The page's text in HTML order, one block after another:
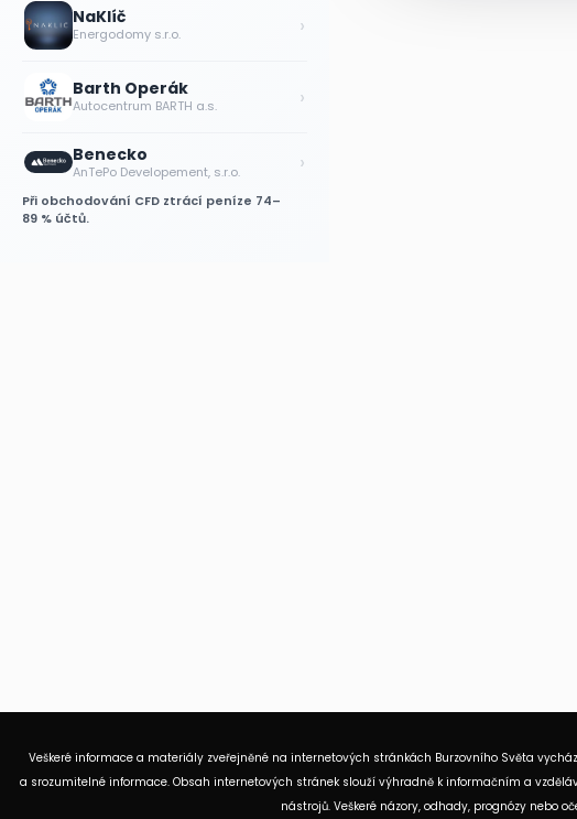
NaKlíč
Energodomy s.r.o. ›
Barth Operák
Autocentrum BARTH a.s. ›
Benecko
AnTePo Developement, s.r.o. ›
Při obchodování CFD ztrácí peníze 74–
89 % účtů.
Veškeré informace a materiály zveřejněné na internetových stránkách Burzovního Světa
a srozumitelné informace. Obsah internetových stránek slouží výhradně k informačním a
nástrojů. Veškeré názory, odhady, prognózy nebo